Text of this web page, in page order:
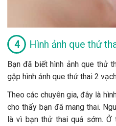
Hình ảnh que thử
Bạn đã biết hình ảnh que thử
gặp hình ảnh que thử thai 2
Theo các chuyên gia, đây là
cho thấy bạn đã mang thai.
là vì bạn thử thai quá sớm. Ở